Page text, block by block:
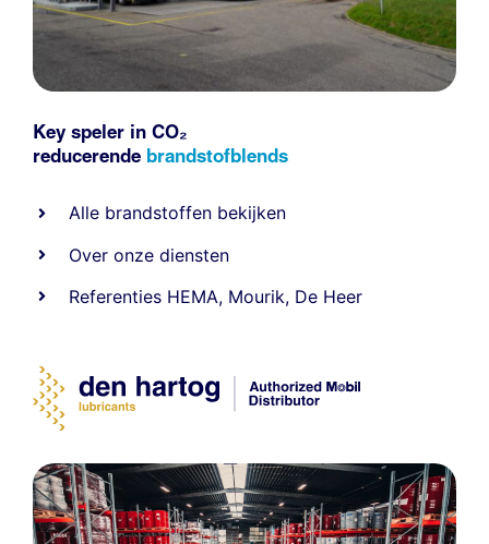
Key speler in CO₂
reducerende brandstofblends
Alle brandstoffen bekijken
Over onze diensten
Referenties HEMA, Mourik, De Heer